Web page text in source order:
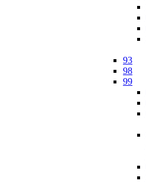
93
98
99